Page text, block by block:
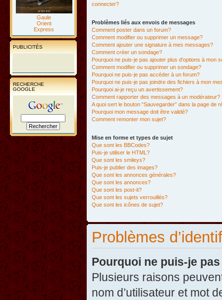
Gaule
Orient
Express
PUBLICITÉS
RECHERCHE
GOOGLE
connecter?
Problèmes liés aux envois de messages
Comment poster dans un forum?
Comment modifier ou supprimer un message?
Comment ajouter une signature à mes messages?
Comment créer un sondage?
Pourquoi ne puis-je pas ajouter plus d’options à mon
Comment modifier ou supprimer un sondage?
Pourquoi ne puis-je pas accéder à un forum?
Pourquoi ne puis-je pas joindre des fichiers à mon
Pourquoi ai-je reçu un avertissement?
Comment rapporter des messages à un modérateur?
A quoi sert le bouton “Sauvegarder” dans la page de
Pourquoi mon message doit être validé?
Comment remonter mon sujet?
Mise en forme et types de sujet
Que sont les BBCodes?
Puis-je utiliser le HTML?
Que sont les smileys?
Puis-je publier des images?
Que sont les annonces générales?
Que sont les annonces?
Que sont les post-it?
Que sont les sujets verrouillés?
Que sont les icônes de sujet?
Problèmes
Pourquoi ne puis-je
Plusieurs raisons
nom d’utilisateur et mot